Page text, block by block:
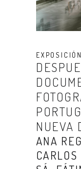
EXPOSICIÓN
NUEVA
ANA